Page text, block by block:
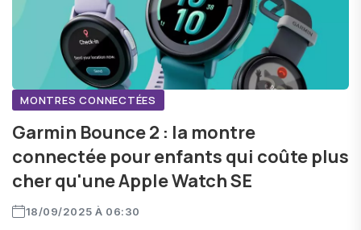
MONTRES CONNECTÉES
Garmin Bounce 2 : la montre
connectée pour enfants qui coûte plus
cher qu'une Apple Watch SE
18/09/2025 À 06:30